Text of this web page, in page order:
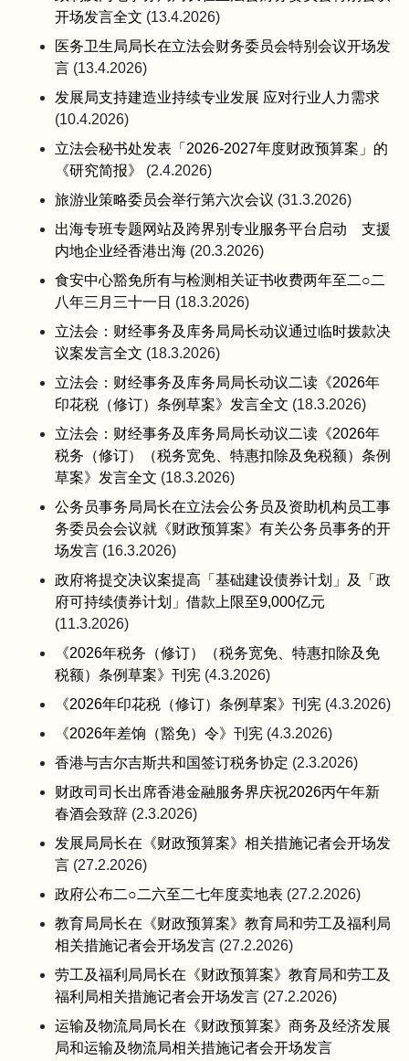
开场发言全文 (13.4.2026)
医务卫生局局长在立法会财务委员会特别会议开场发
言 (13.4.2026)
发展局支持建造业持续专业发展 应对行业人力需求
(10.4.2026)
立法会秘书处发表「2026-2027年度财政预算案」的
《研究简报》
(2.4.2026)
旅游业策略委员会举行第六次会议 (31.3.2026)
出海专班专题网站及跨界别专业服务平台启动 支援
内地企业经香港出海 (20.3.2026)
食安中心豁免所有与检测相关证书收费两年至二○二
八年三月三十一日 (18.3.2026)
立法会：财经事务及库务局局长动议通过临时拨款决
议案发言全文 (18.3.2026)
立法会：财经事务及库务局局长动议二读《2026年
印花税（修订）条例草案》发言全文 (18.3.2026)
立法会：财经事务及库务局局长动议二读《2026年
税务（修订）（税务宽免、特惠扣除及免税额）条例
草案》发言全文 (18.3.2026)
公务员事务局局长在立法会公务员及资助机构员工事
务委员会会议就《财政预算案》有关公务员事务的开
场发言 (16.3.2026)
政府将提交决议案提高「基础建设债券计划」及「政
府可持续债券计划」借款上限至9,000亿元
(11.3.2026)
《2026年税务（修订）（税务宽免、特惠扣除及免
税额）条例草案》刊宪 (4.3.2026)
《2026年印花税（修订）条例草案》刊宪 (4.3.2026)
《2026年差饷（豁免）令》刊宪 (4.3.2026)
香港与吉尔吉斯共和国签订税务协定 (2.3.2026)
财政司司长出席香港金融服务界庆祝2026丙午年新
春酒会致辞 (2.3.2026)
发展局局长在《财政预算案》相关措施记者会开场发
言 (27.2.2026)
政府公布二○二六至二七年度卖地表 (27.2.2026)
教育局局长在《财政预算案》教育局和劳工及福利局
相关措施记者会开场发言 (27.2.2026)
劳工及福利局局长在《财政预算案》教育局和劳工及
福利局相关措施记者会开场发言 (27.2.2026)
运输及物流局局长在《财政预算案》商务及经济发展
局和运输及物流局相关措施记者会开场发言